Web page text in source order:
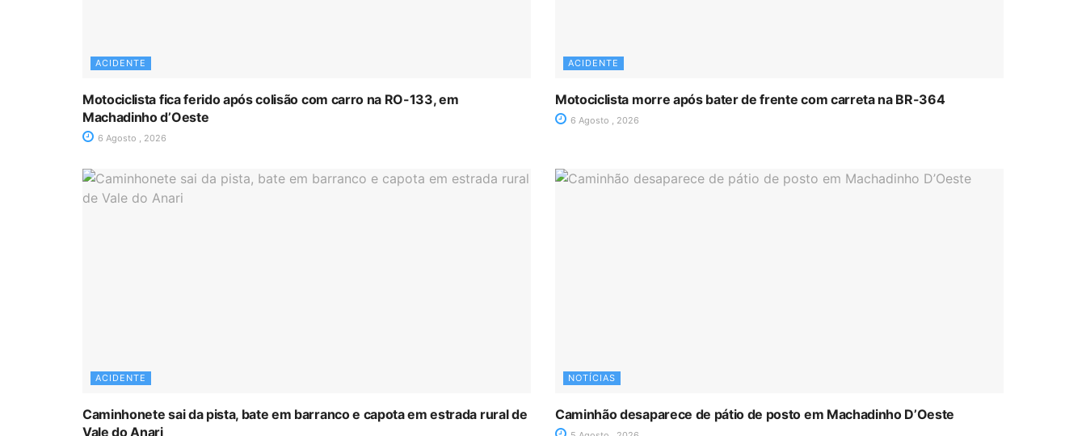
ACIDENTE
Motociclista fica ferido após colisão com carro na RO-133, em
Machadinho d’Oeste
6 Agosto , 2026
ACIDENTE
Motociclista morre após bater de frente com carreta na BR-364
6 Agosto , 2026
ACIDENTE
Caminhonete sai da pista, bate em barranco e capota em estrada rural de
Vale do Anari
NOTÍCIAS
Caminhão desaparece de pátio de posto em Machadinho D’Oeste